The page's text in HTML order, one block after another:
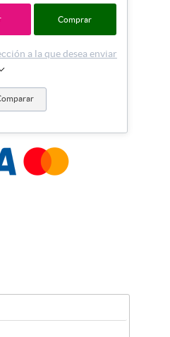
Comprar
a la que desea enviar